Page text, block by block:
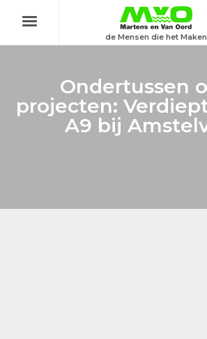
Menu de Mensen die het Maken
Ondertussen
projecten:
A9 bij